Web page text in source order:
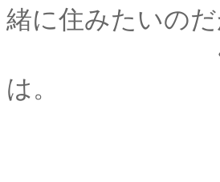
緒に住みたいの
く先のこと
は。